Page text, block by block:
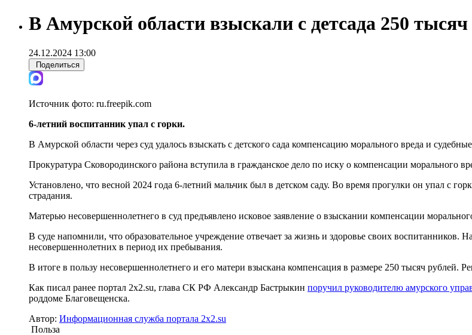
В Амурской области взыскали с детсада 250
24.12.2024 13:00
Поделиться
Источник фото: ru.freepik.com
6-летний воспитанник упал с горки.
В Амурской области через суд удалось взыскать с детского сада компенсацию морального вреда и
Прокуратура Сковородинского района вступила в гражданское дело по иску о компенсации морального
Установлено, что весной 2024 года 6-летний мальчик был в детском саду. Во время прогулки он упал с
страдания.
Матерью несовершеннолетнего в суд предъявлено исковое заявление о взыскании компенсации
В суде напомнили, что образовательное учреждение отвечает за жизнь и здоровье своих воспитанников.
несовершеннолетних в период их пребывания.
В итоге в пользу несовершеннолетнего и его матери взыскана компенсация в размере 250 тысяч рублей.
Как писал ранее портал 2х2.su, глава СК РФ Александр Бастрыкин поручил руководителю амурского
роддоме Благовещенска.
Автор: Информационная служба портала 2x2.su
Польза